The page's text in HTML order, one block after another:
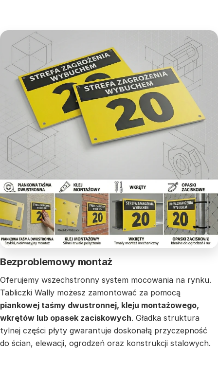
Bezproblemowy montaż
Oferujemy wszechstronny system mocowania na rynku.
Tabliczki Wally możesz zamontować za pomocą
piankowej taśmy dwustronnej, kleju montażowego,
wkrętów lub opasek zaciskowych. Gładka struktura
tylnej części płyty gwarantuje doskonałą przyczepność
do ścian, elewacji, ogrodzeń oraz konstrukcji stalowych.